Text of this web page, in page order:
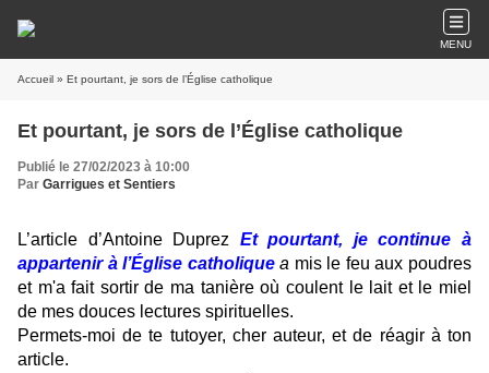
MENU
Accueil » Et pourtant, je sors de l’Église catholique
Et pourtant, je sors de l’Église catholique
Publié le 27/02/2023 à 10:00
Par Garrigues et Sentiers
L’article d’Antoine Duprez Et pourtant, je continue à
appartenir à l’Église catholique a mis le feu aux poudres
et m'a fait sortir de ma tanière où coulent le lait et le miel
de mes douces lectures spirituelles.
Permets-moi de te tutoyer, cher auteur, et de réagir à ton
article.